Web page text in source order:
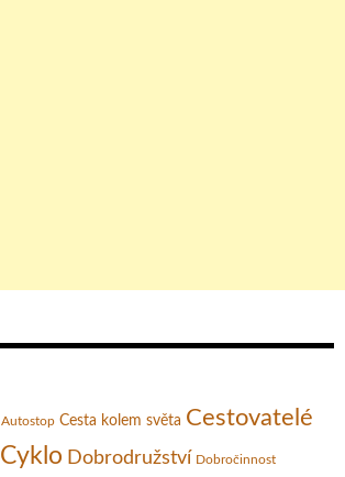
Autostop Cesta kolem světa Cestovatelé
Cyklo Dobrodružství Dobročinnost